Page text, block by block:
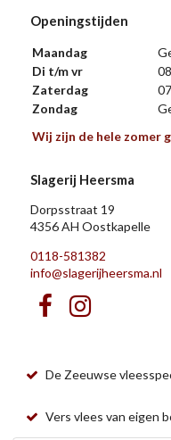
Openingstijden
Maandag
Di t/m vr
Zaterdag
Zondag
Wij zijn de hele zomer
Slagerij Heersma
Dorpsstraat 19
4356 AH Oostkapelle
0118-581382
info@slagerijheersma.nl
De Zeeuwse
Vers vlees van eigen